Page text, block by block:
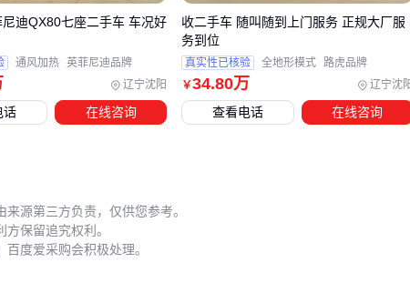
建议配备3种以上长度的固定带
需要独立于驾驶舱的循环系统
冬季应加装暖风除霜装置
和温控系统。
辽宁沈阳
迪QX80七座二手车 车况好
通风加热 英菲尼迪品牌
话 在线咨询
￥34.80万 辽宁沈
收二手车 随叫随到上门服务 正规大厂服
务到位
真实性已核验 全地形模式 路虎品牌
查看电话 在线咨询
源第三方负责，仅供您参考。
保留追究权利。
度爱采购会积极处理。